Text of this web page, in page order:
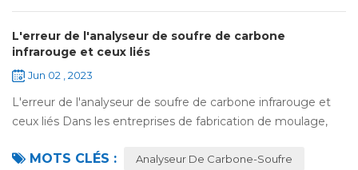
L'erreur de l'analyseur de soufre de carbone
infrarouge et ceux liés
Jun 02 , 2023
L'erreur de l'analyseur de soufre de carbone infrarouge et
ceux liés Dans les entreprises de fabrication de moulage,
l'aliment mesurés si le...
MOTS CLÉS : Analyseur De Carbone-Soufre